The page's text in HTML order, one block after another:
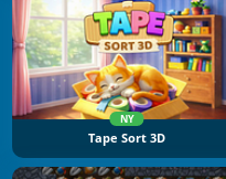
NY
Tape Sort 3D